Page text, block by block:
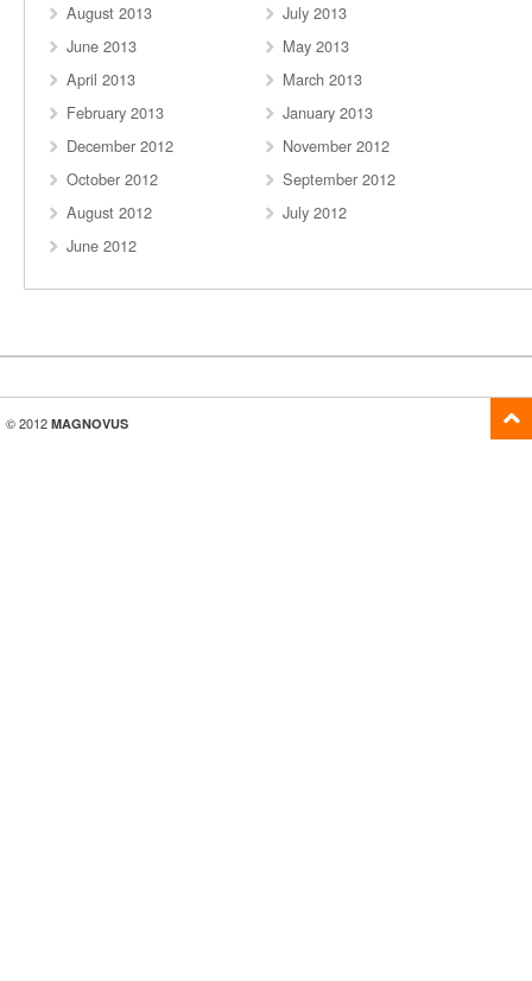
August 2013
July 2013
June 2013
May 2013
April 2013
March 2013
February 2013
January 2013
December 2012
November 2012
October 2012
September 2012
August 2012
July 2012
June 2012
© 2012 MAGNOVUS